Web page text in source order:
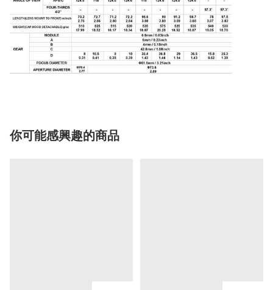
你可能感興趣的商品